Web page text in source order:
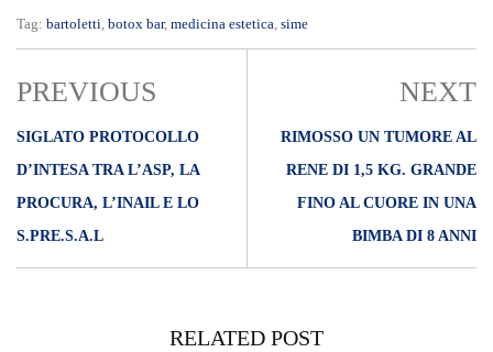
Tag: bartoletti, botox bar, medicina estetica, sime
PREVIOUS
SIGLATO PROTOCOLLO
D’INTESA TRA L’ASP, LA
PROCURA, L’INAIL E LO
S.PRE.S.A.L
NEXT
RIMOSSO UN TUMORE AL
RENE DI 1,5 KG. GRANDE
FINO AL CUORE IN UNA
BIMBA DI 8 ANNI
RELATED POST